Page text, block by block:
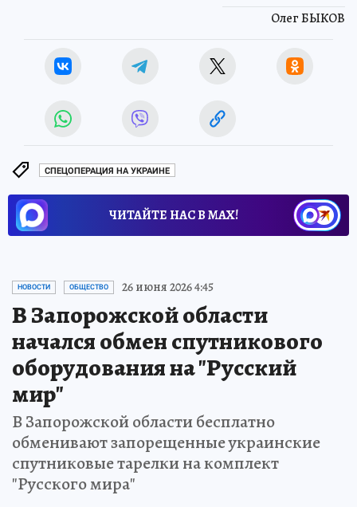
Олег БЫКОВ
СПЕЦОПЕРАЦИЯ НА УКРАИНЕ
ЧИТАЙТЕ НАС В МАХ!
НОВОСТИ ОБЩЕСТВО 26 июня 2026 4:45
В Запорожской области
начался обмен спутникового
оборудования на "Русский
мир"
В Запорожской области бесплатно
обменивают запорещенные украинские
спутниковые тарелки на комплект
"Русского мира"